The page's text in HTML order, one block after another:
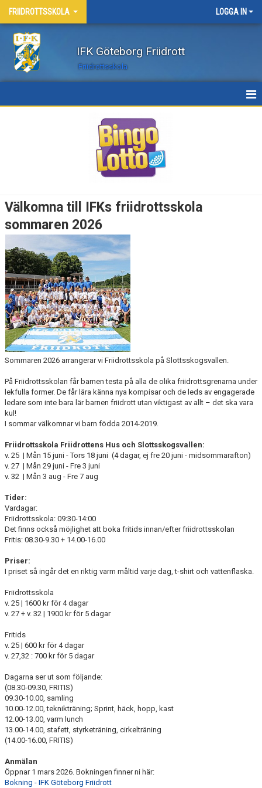
FRIIDROTTSSKOLA LOGGA IN
IFK Göteborg Friidrott
Friidrottsskola
BILDGALLERI
HÖSTLOV
SPORTLOV
FAQ OM VÅR FRIIDROTTSSKOLA
DOKUMENT
Välkomna till IFKs friidrottsskola
sommaren 2026
Sommaren 2026 arrangerar vi Friidrottsskola på Slottsskogsvallen.
På Friidrottsskolan får barnen testa på alla de olika friidrottsgrenarna under
lekfulla former. De får lära känna nya kompisar och de leds av engagerade
ledare som inte bara lär barnen friidrott utan viktigast av allt – det ska vara
kul!
I sommar välkomnar vi barn födda 2014-2019.
Friidrottsskola Friidrottens Hus och Slottsskogsvallen:
v. 25 | Mån 15 juni - Tors 18 juni (4 dagar, ej fre 20 juni - midsommarafton)
v. 27 | Mån 29 juni - Fre 3 juni
v. 32 | Mån 3 aug - Fre 7 aug
Tider:
Vardagar:
Friidrottsskola: 09:30-14:00
Det finns också möjlighet att boka fritids innan/efter friidrottsskolan
Fritis: 08.30-9.30 + 14.00-16.00
Priser:
I priset så ingår det en riktig varm måltid varje dag, t-shirt och vattenflaska.
Friidrottsskola
v. 25 | 1600 kr för 4 dagar
v. 27 + v. 32 | 1900 kr för 5 dagar
Fritids
v. 25 | 600 kr för 4 dagar
v. 27,32 : 700 kr för 5 dagar
Dagarna ser ut som följande:
(08.30-09.30, FRITIS)
09.30-10.00, samling
10.00-12.00, teknikträning; Sprint, häck, hopp, kast
12.00-13.00, varm lunch
13.00-14.00, stafett, styrketräning, cirkelträning
(14.00-16.00, FRITIS)
Anmälan
Öppnar 1 mars 2026. Bokningen finner ni här:
Bokning - IFK Göteborg Friidrott